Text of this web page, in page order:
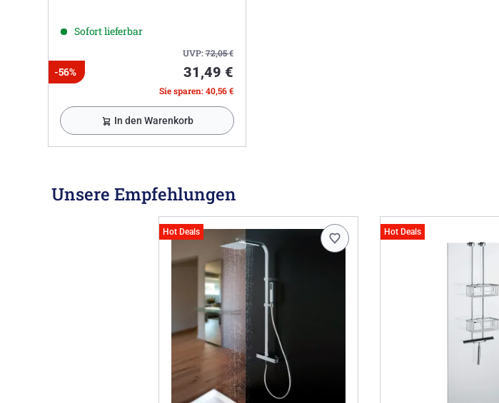
Sofort lieferbar
UVP:72,05€
-56% 31,49 €
Sie sparen: 40,56 €
In den Warenkorb
Unsere Empfehlungen
Hot Deals Hot Deals